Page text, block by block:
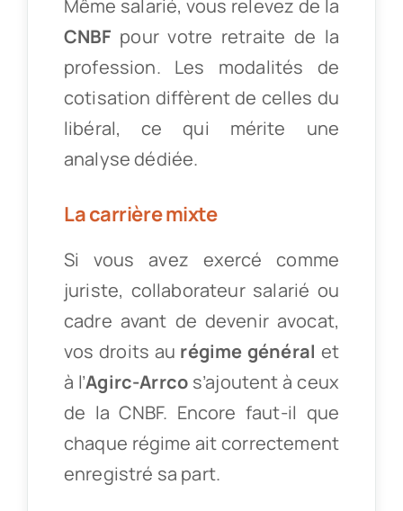
Même salarié, vous relevez de la
CNBF pour votre retraite de la
profession. Les modalités de
cotisation diffèrent de celles du
libéral, ce qui mérite une
analyse dédiée.
La carrière mixte
Si vous avez exercé comme
juriste, collaborateur salarié ou
cadre avant de devenir avocat,
vos droits au régime général et
à l’Agirc-Arrco s’ajoutent à ceux
de la CNBF. Encore faut-il que
chaque régime ait correctement
enregistré sa part.